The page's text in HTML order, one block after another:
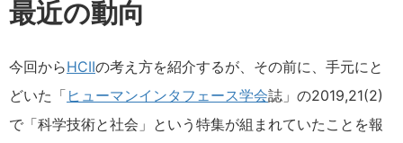
最近の動向
今回からHCIIの考え方を紹介するが、その前に、手元にと
どいた「 ヒューマンインタフェース学会誌」の2019,21(2)
で
科学技術と社会
という特集が組まれていたことを報